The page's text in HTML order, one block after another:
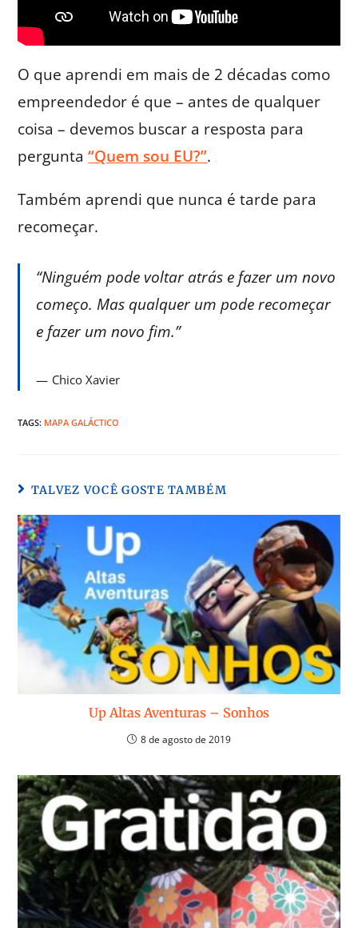
O que aprendi em mais de 2 décadas como
empreendedor é que – antes de qualquer
coisa – devemos buscar a resposta para
pergunta“Quem sou EU?”.
Também aprendi que nunca é tarde para
recomeçar.
“Ninguém pode voltar atrás e fazer um novo
começo. Mas qualquer um pode recomeçar
e fazer um novo fim.”
Chico Xavier
TAGS: MAPA GALÁCTICO
TALVEZ VOCÊ GOSTE TAMBÉM
Up Altas Aventuras – Sonhos
8 de agosto de 2019